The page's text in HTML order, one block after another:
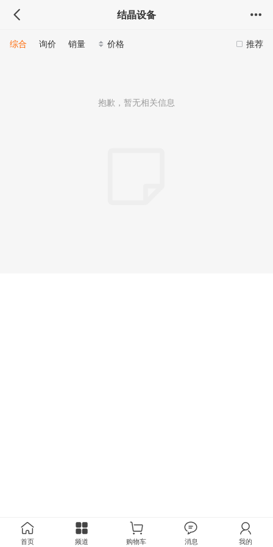
结晶设备
推荐
综合 询价 销量 价格
抱歉，暂无相关信息
首页 频道 购物车 消息 我的